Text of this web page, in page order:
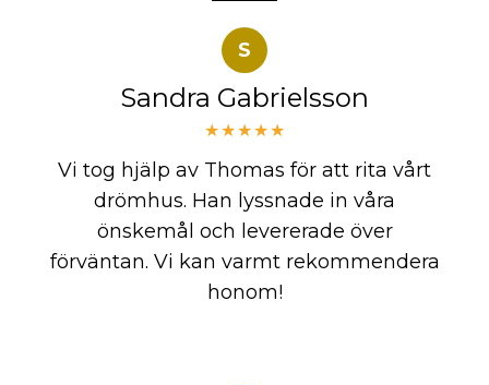
S
Sandra Gabrielsson
★★★★★
Vi tog hjälp av Thomas för att rita vårt
drömhus. Han lyssnade in våra
önskemål och levererade över
förväntan. Vi kan varmt rekommendera
honom!